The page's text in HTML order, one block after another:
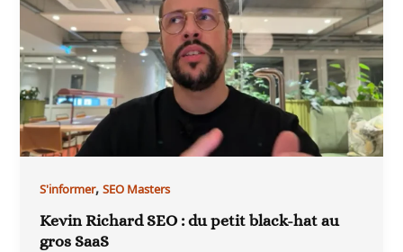
S'informer,SEO Masters
Kevin Richard SEO : du petit black-hat au
gros SaaS